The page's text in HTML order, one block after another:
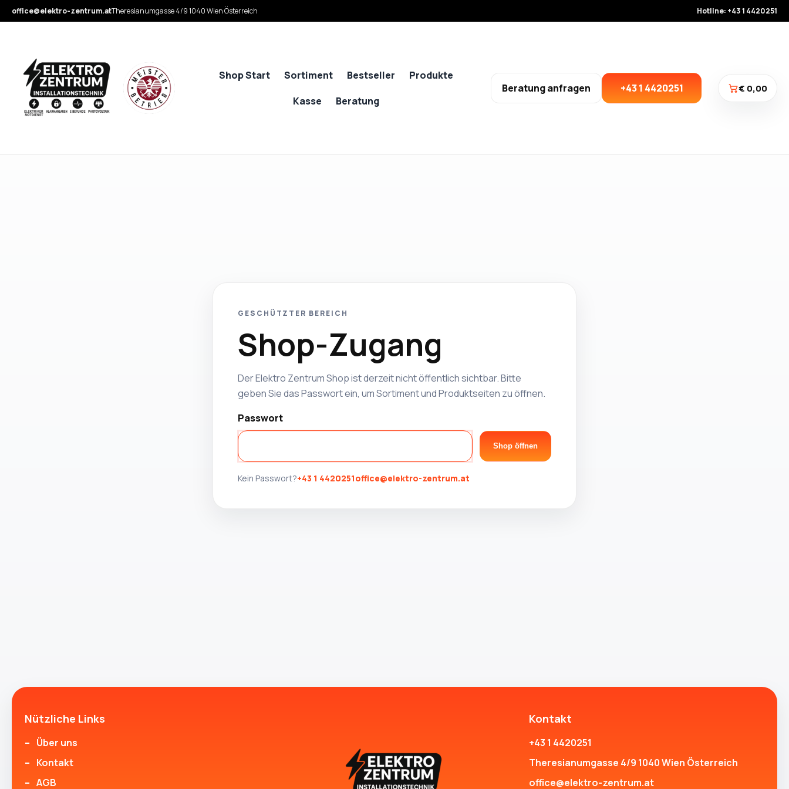
office@elektro-zentrum.atTheresianumgasse 4/9 1040 Wien Österreich Hotline: +43 1 4420251
€ 0,00
Shop Start Sortiment Bestseller
Produkte
Kasse
Beratung
Beratung anfragen +43 1 4420251
GESCHÜTZTER BEREICH
Shop-Zugang
Der Elektro Zentrum Shop ist derzeit nicht öffentlich sichtbar. Bitte
geben Sie das Passwort ein, um Sortiment und Produktseiten zu öffnen.
Passwort
Shop öffnen
Kein Passwort?+43 1 4420251office@elektro-zentrum.at
Nützliche Links
Über uns
Kontakt
AGB
Kontakt
+43 1 4420251
Theresianumgasse 4/9 1040 Wien Österreich
office@elektro-zentrum.at